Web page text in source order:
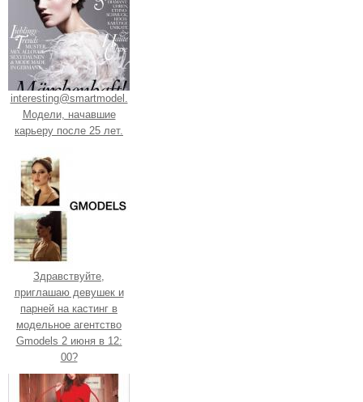
interesting@smartmodel.
Модели, начавшие
карьеру после 25 лет.
Здравствуйте,
приглашаю девушек и
парней на кастинг в
модельное агентство
Gmodels 2 июня в 12:
00?